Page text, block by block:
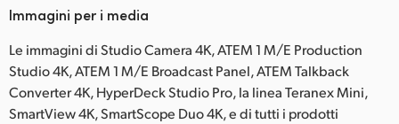
Immagini per i media
Le immagini di Studio Camera 4K, ATEM 1 M/E Production
Studio 4K, ATEM 1 M/E Broadcast Panel, ATEM Talkback
Converter 4K, HyperDeck Studio Pro, la linea Teranex Mini,
SmartView 4K, SmartScope Duo 4K, e di tutti i prodotti